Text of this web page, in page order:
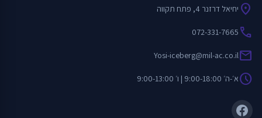
location_on יחיאל דרזנר 4, פתח תקווה
call
072-331-7665
mail
Yosi-iceberg@mil-ac.co.il
scheduleא׳-ה׳ 9:00-18:00 | ו׳ 9:00-13:00